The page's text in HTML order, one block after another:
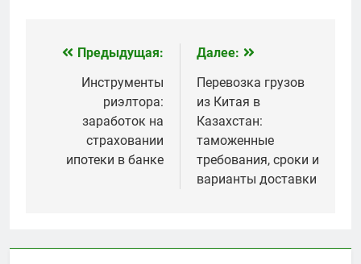
Навигация
записям
Предыдущая:
Инструменты
риэлтора:
заработок на
страховании
ипотеки в банке
Далее:
Перевозка грузов
из Китая в
Казахстан:
таможенные
требования, сроки и
варианты доставки